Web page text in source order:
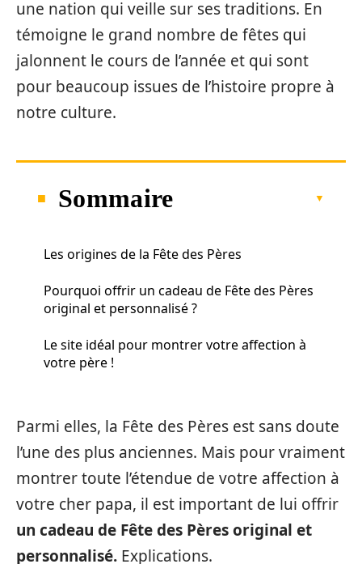
une nation qui veille sur ses traditions. En
témoigne le grand nombre de fêtes qui
jalonnent le cours de l’année et qui sont
pour beaucoup issues de l’histoire propre à
notre culture.
Sommaire
Les origines de la Fête des Pères
Pourquoi offrir un cadeau de Fête des Pères
original et personnalisé ?
Le site idéal pour montrer votre affection à
votre père !
Parmi elles, la Fête des Pères est sans doute
l’une des plus anciennes. Mais pour vraiment
montrer toute l’étendue de votre affection à
votre cher papa, il est important de lui offrir
un cadeau de Fête des Pères original et
personnalisé. Explications.